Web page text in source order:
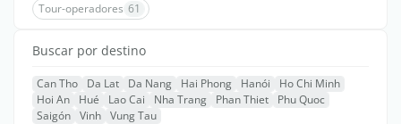
Tour-operadores 61
Buscar por destino
Can Tho Da Lat Da Nang Hai Phong Hanói
Ho Chi Minh
Hoi An
Hué Lao Cai Nha Trang Phan Thiet
Phu Quoc
Saigón Vinh Vung Tau